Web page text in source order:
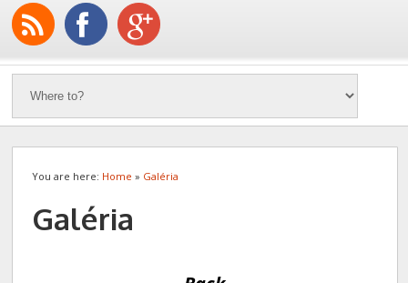
You are here: Home » Galéria
Galéria